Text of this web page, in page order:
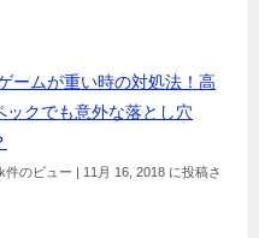
ームが重い時の対処法！高
ックでも意外な落とし穴
件のビュー 11月 16, 2018 に投稿さ